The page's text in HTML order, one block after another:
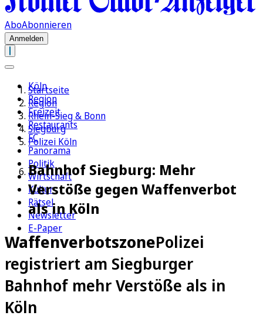
AboAbonnieren
Anmelden
Köln
Region
Freizeit
Restaurants
FC
Panorama
Politik
Wirtschaft
Kultur
Rätsel
Newsletter
E-Paper
Startseite
Region
Rhein-Sieg & Bonn
Siegburg
Polizei Köln
Bahnhof Siegburg: Mehr
Verstöße gegen Waffenverbot
als in Köln
WaffenverbotszonePolizei
registriert am Siegburger
Bahnhof mehr Verstöße als in
Köln